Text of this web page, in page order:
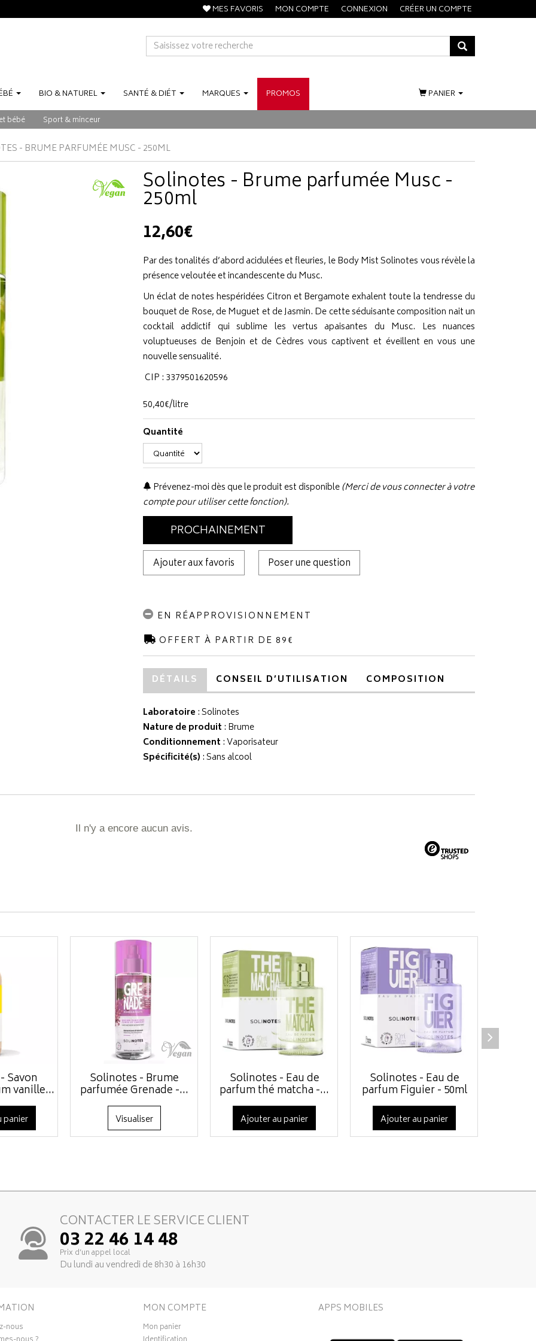
MES FAVORIS MON COMPTE CONNEXION CRÉER UN COMPTE
BIO &NATUREL SANTÉ &DIÉT MARQUES PROMOS
bébé Sport & minceur
PANIER
- BRUME PARFUMÉE MUSC - 250ML
Solinotes - Brume parfumée Musc -
250ml
12,60€
Par des tonalités d’abord acidulées et fleuries, le Body Mist Solinotes vous révèle la
présence veloutée et incandescente du Musc.
Un éclat de notes hespéridées Citron et Bergamote exhalent toute la tendresse du
bouquet de Rose, de Muguet et de Jasmin. De cette séduisante composition nait un
cocktail addictif qui sublime les vertus apaisantes du Musc. Les nuances
voluptueuses de Benjoin et de Cèdres vous captivent et éveillent en vous une
nouvelle sensualité.
CIP : 3379501620596
50,40€/litre
Quantité
Prévenez-moi dès que le produit est disponible(Merci de vous connecter à votre
compte pour utiliser cette fonction).
PROCHAINEMENT
Ajouter aux favoris Poser une question
EN RÉAPPROVISIONNEMENT
OFFERT À PARTIR DE 89€
DÉTAILS CONSEIL D’UTILISATION COMPOSITION
Laboratoire :Solinotes
Nature de produit : Brume
Conditionnement : Vaporisateur
Spécificité(s) : Sans alcool
Il n'y a encore aucun avis.
Savon
vanille...
panier
Solinotes - Brume
parfumée Grenade -...
Visualiser
Solinotes - Eau de
parfum thé matcha -...
Ajouter au panier
Solinotes - Eau de
parfum Figuier - 50ml
Ajouter au panier
CONTACTER LE SERVICE CLIENT
03 22 46 14 48
Prix d’un appel local
Du lundi au vendredi de 8h30 à 16h30
nous
MON COMPTE
Mon panier
APPS MOBILES